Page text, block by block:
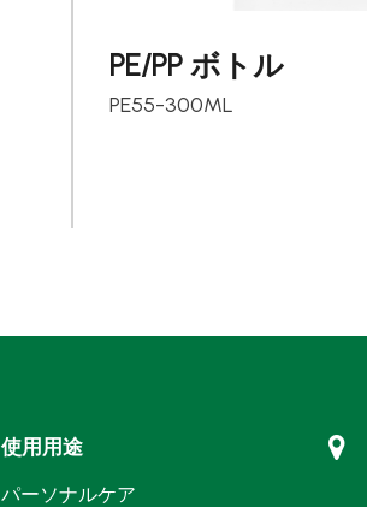
PE/PP ボトル
PE55-300ML
使用用途
パーソナルケア